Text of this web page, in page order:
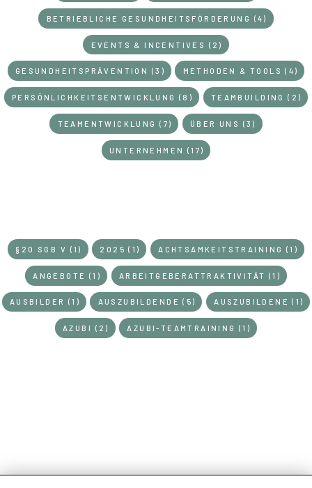
SCHLAGWÖRTER
BETRIEBLICHE GESUNDHEITSFÖRDERUNG (4)
EVENTS & INCENTIVES (2)
GESUNDHEITSPRÄVENTION (3) METHODEN & TOOLS (4)
PERSÖNLICHKEITSENTWICKLUNG (8) TEAMBUILDING (2)
TEAMENTWICKLUNG (7) ÜBER UNS (3)
UNTERNEHMEN (17)
§20 SGB V (1) 2025 (1) ACHTSAMKEITSTRAINING (1)
ANGEBOTE (1) ARBEITGEBERATTRAKTIVITÄT (1)
AUSBILDER (1) AUSZUBILDENDE (5) AUSZUBILDENE (1)
AZUBI (2) AZUBI-TEAMTRAINING (1)